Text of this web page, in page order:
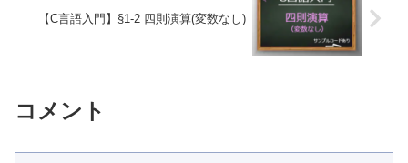
【C言語入門】§1-2 四則演算(変数なし)
コメント